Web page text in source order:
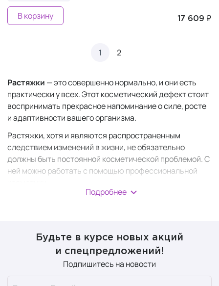
17 609 ₽
В корзину
1 2
Растяжки — это совершенно нормально, и они есть
практически у всех. Этот косметический дефект стоит
воспринимать прекрасное напоминание о силе, росте
и адаптивности вашего организма.
Растяжки, хотя и являются распространенным
следствием изменений в жизни, не обязательно
должны быть постоянной косметической проблемой. С
ней можно работать с помощью профессиональной
Механизм образования растяжек
растяжении кожи или под влиянием гормонов
(кортизола, эстрогена) структура дермы ослабевает.
Это приводит к разрывам ее глубоких слоев и
последующему замещению поврежденных участков
рубцовой тканью.
Подробнее
Будьте в курсе новых акций
и спецпредложений!
Подпишитесь на новости